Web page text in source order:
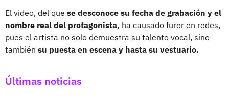
El video, del que se desconoce su fecha de grabación y el
nombre real del protagonista, ha causado furor en redes,
pues el artista no solo demuestra su talento vocal, sino
también su puesta en escena y hasta su vestuario.
Últimas noticias